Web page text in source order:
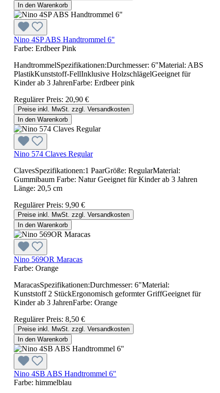
In den Warenkorb
Nino 4SP ABS Handtrommel 6"
Farbe: Erdbeer Pink
HandtrommelSpezifikationen:Durchmesser: 6"Material: ABS
PlastikKunststoff-FellInklusive HolzschlägelGeeignet für
Kinder ab 3 JahrenFarbe: Erdbeer pink
Regulärer Preis: 20,90 €
Preise inkl. MwSt. zzgl. Versandkosten
In den Warenkorb
Nino 574 Claves Regular
ClavesSpezifikationen:1 PaarGröße: RegularMaterial:
Gummibaum Farbe: Natur Geeignet für Kinder ab 3 Jahren
Länge: 20,5 cm
Regulärer Preis: 9,90 €
Preise inkl. MwSt. zzgl. Versandkosten
In den Warenkorb
Nino 569OR Maracas
Farbe: Orange
MaracasSpezifikationen:Durchmesser: 6"Material:
Kunststoff 2 StückErgonomisch geformter GriffGeeignet für
Kinder ab 3 JahrenFarbe: Orange
Regulärer Preis: 8,50 €
Preise inkl. MwSt. zzgl. Versandkosten
In den Warenkorb
Nino 4SB ABS Handtrommel 6"
Farbe: himmelblau